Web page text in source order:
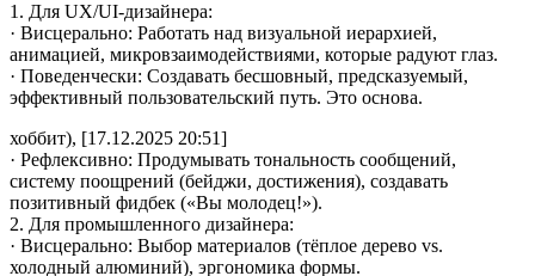
1. Для UX/UI-дизайнера:
· Висцерально: Работать над визуальной иерархией,
анимацией, микровзаимодействиями, которые радуют глаз.
· Поведенчески: Создавать бесшовный, предсказуемый,
эффективный пользовательский путь. Это основа.
хоббит), [17.12.2025 20:51]
· Рефлексивно: Продумывать тональность сообщений,
систему поощрений (бейджи, достижения), создавать
позитивный фидбек («Вы молодец!»).
2. Для промышленного дизайнера:
· Висцерально: Выбор материалов (тёплое дерево vs.
холодный алюминий), эргономика формы.